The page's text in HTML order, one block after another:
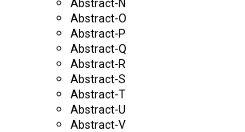
Abstract-N
Abstract-O
Abstract-P
Abstract-Q
Abstract-R
Abstract-S
Abstract-T
Abstract-U
Abstract-V